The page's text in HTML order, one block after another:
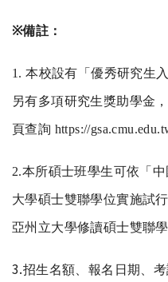
※備註：
1.本校設有「優秀研究生
另有多項研究生獎助學金
頁查詢 https://
2.本所碩士班學生可依「
大學碩士雙聯學位實施試
亞州立大學修讀碩士雙聯學
3.招生名額、報名日期、